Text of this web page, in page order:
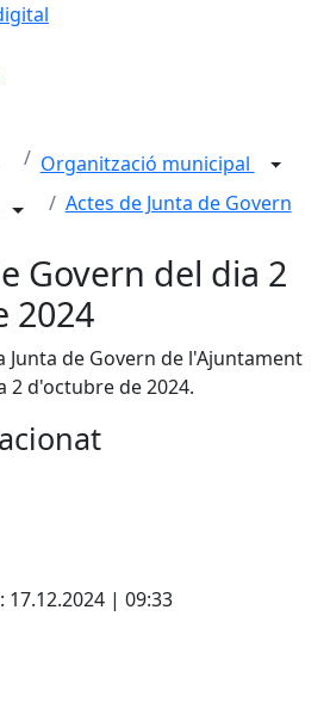
Organització municipal
Actes de Junta de Govern
Govern del dia 2
2024
Junta de Govern de l'Ajuntament
2 d'octubre de 2024.
| 09:33